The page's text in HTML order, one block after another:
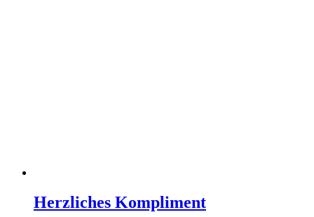
Herzliches Kompliment